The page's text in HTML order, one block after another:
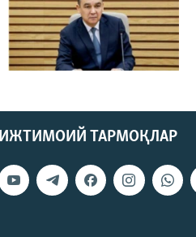
ИЖТИМОИЙ ТАРМОҚЛАР